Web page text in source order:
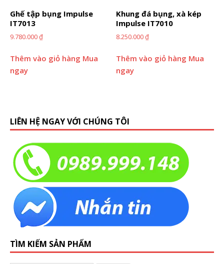
Ghế tập bụng Impulse
IT7013
9.780.000₫
Thêm vào giỏ hàng Mua
ngay
Khung đá bụng, xà kép
Impulse IT7010
8.250.000₫
Thêm vào giỏ hàng Mua
ngay
LIÊN HỆ NGAY VỚI CHÚNG TÔI
TÌM KIẾM SẢN PHẨM